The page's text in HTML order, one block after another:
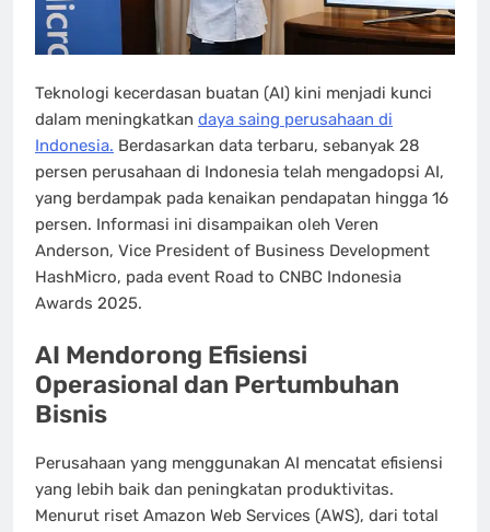
Teknologi kecerdasan buatan (AI) kini menjadi kunci
dalam meningkatkan daya saing perusahaan di
Indonesia. Berdasarkan data terbaru, sebanyak 28
persen perusahaan di Indonesia telah mengadopsi AI,
yang berdampak pada kenaikan pendapatan hingga 16
persen. Informasi ini disampaikan oleh Veren
Anderson, Vice President of Business Development
HashMicro, pada event Road to CNBC Indonesia
Awards 2025.
AI Mendorong Efisiensi
Operasional dan Pertumbuhan
Bisnis
Perusahaan yang menggunakan AI mencatat efisiensi
yang lebih baik dan peningkatan produktivitas.
Menurut riset Amazon Web Services (AWS), dari total